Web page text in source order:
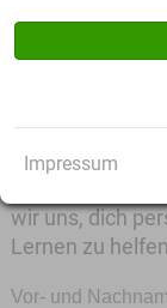
wir uns, dich
Lernen zu
Vor- und
Impressum